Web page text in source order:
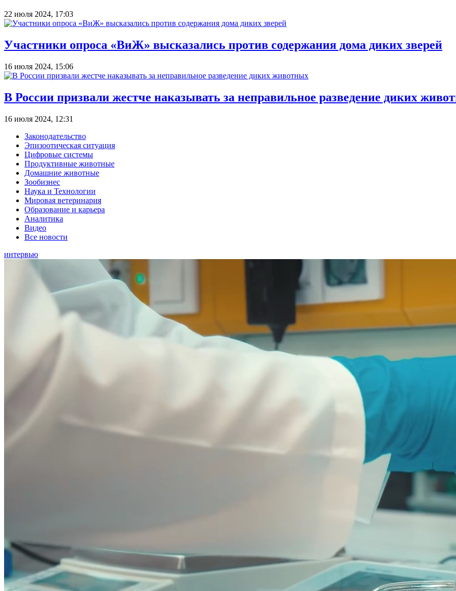
22 июля 2024, 17:03
Участники опроса «ВиЖ» высказались против содержания дома диких зверей
16 июля 2024, 15:06
В России призвали жестче наказывать за неправильное разведение диких
16 июля 2024, 12:31
Законодательство
Эпизоотическая ситуация
Цифровые системы
Продуктивные животные
Домашние животные
Зообизнес
Наука и Технологии
Мировая ветеринария
Образование и карьера
Аналитика
Видео
Все новости
интервью